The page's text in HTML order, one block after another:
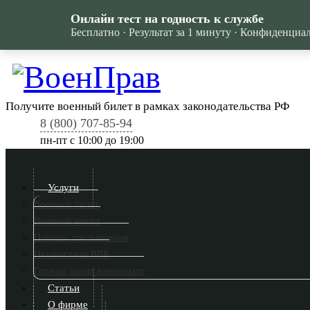
Получите военный билет в рамках законодательства РФ
8 (800) 707-85-94
пн-пт c 10:00 до 19:00
Услуги
Военный билет
Военный юрист
Помощь призывникам
Независимая ВВК
Горячая линия военкомата
Статьи
О фирме
Онлайн тест на годность к службе
Бесплатно · Результат за 1 минуту ·